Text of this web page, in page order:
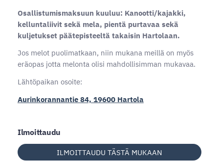
Osallistumismaksuun kuuluu: Kanootti/kajakki,
kelluntaliivit sekä mela, pientä purtavaa sekä
kuljetukset päätepisteeltä takaisin Hartolaan.
Jos melot puolimatkaan, niin mukana meillä on myös
eräopas jotta melonta olisi mahdollisimman mukavaa.
Lähtöpaikan osoite:
Aurinkorannantie 84, 19600 Hartola
Ilmoittaudu
ILMOITTAUDU TÄSTÄ MUKAAN